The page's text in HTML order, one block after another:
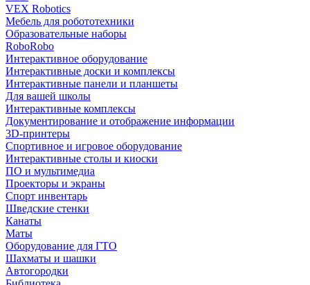
VEX Robotics
Мебель для робототехники
Образовательные наборы
RoboRobo
Интерактивное оборудование
Интерактивные доски и комплексы
Интерактивные панели и планшеты
Для вашей школы
Интерактивные комплексы
Документирование и отображение информации
3D-принтеры
Спортивное и игровое оборудование
Интерактивные столы и киоски
ПО и мультимедиа
Проекторы и экраны
Спорт инвентарь
Шведские стенки
Канаты
Маты
Оборудование для ГТО
Шахматы и шашки
Автогородки